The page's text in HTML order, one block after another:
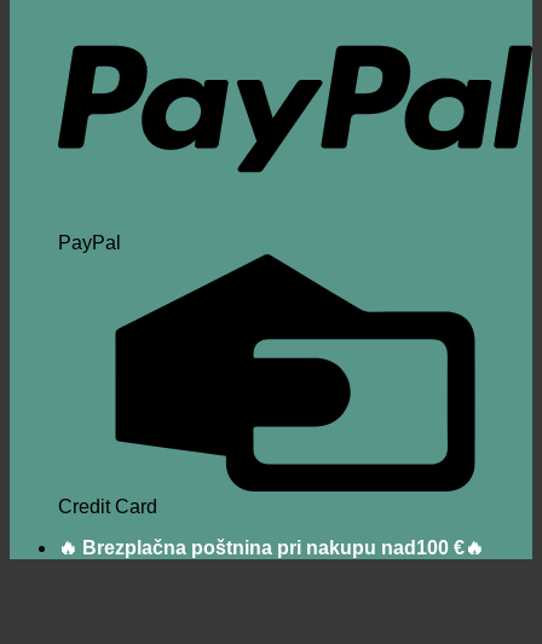
PayPal
Credit Card
🔥 Brezplačna poštnina pri nakupu nad100 €🔥